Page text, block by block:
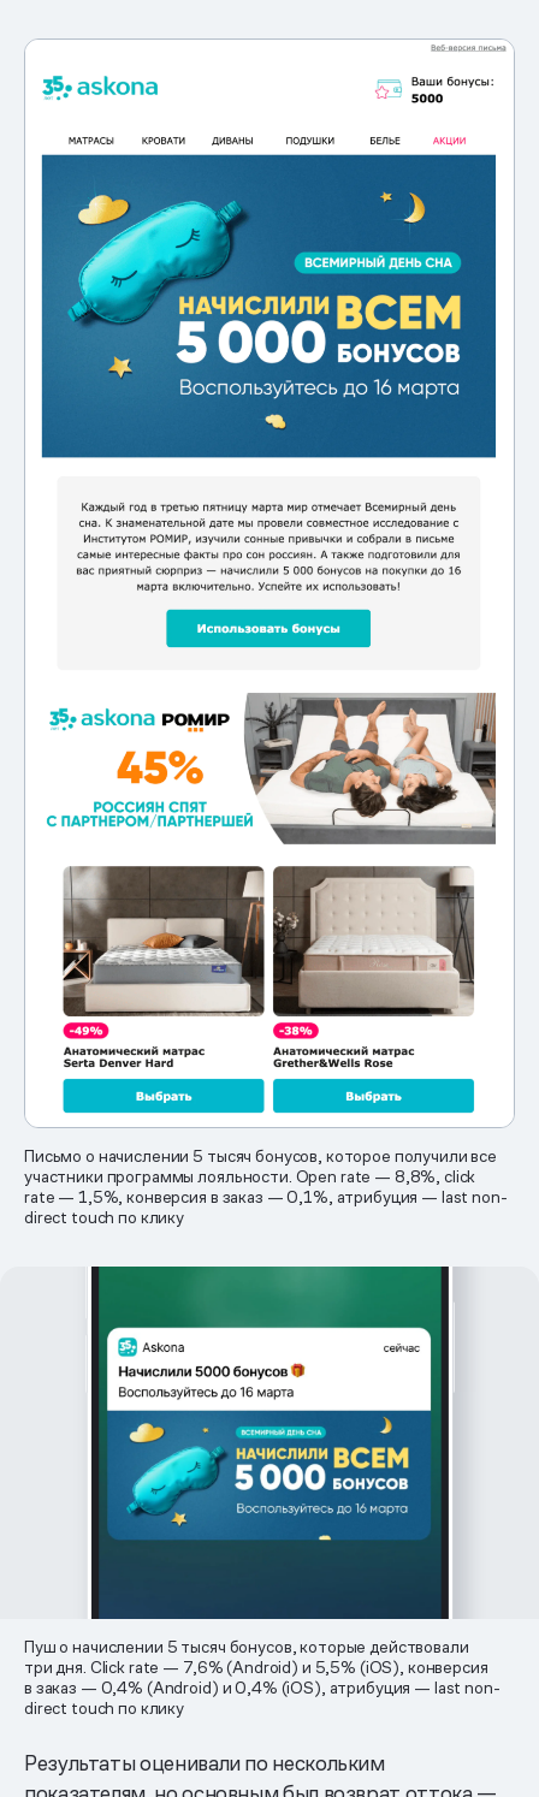
Письмо о начислении 5 тысяч бонусов, которое получили все
участники программы лояльности. Open rate — 8,8%, click
rate — 1,5%, конверсия в заказ — 0,1%, атрибуция — last non-
direct touch по клику
Пуш о начислении 5 тысяч бонусов, которые действовали
три дня. Click rate — 7,6% (Android) и 5,5% (iOS), конверсия
в заказ — 0,4% (Android) и 0,4% (iOS), атрибуция — last non-
direct touch по клику
Результаты оценивали по нескольким